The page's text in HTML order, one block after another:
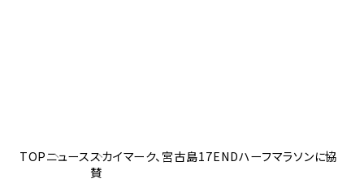
TOPニューススカイマーク、宮古島17ENDハーフマラソンに協
賛